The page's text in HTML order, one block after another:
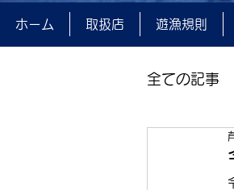
ホーム 取扱店 遊漁規則
全ての記事